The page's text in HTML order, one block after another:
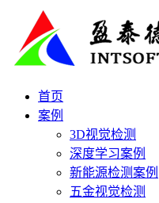
首页
案例
3D视觉检测
深度学习案例
新能源检测案例
五金视觉检测